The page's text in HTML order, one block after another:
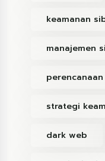
keamanan
manajemen
strategi
dark web